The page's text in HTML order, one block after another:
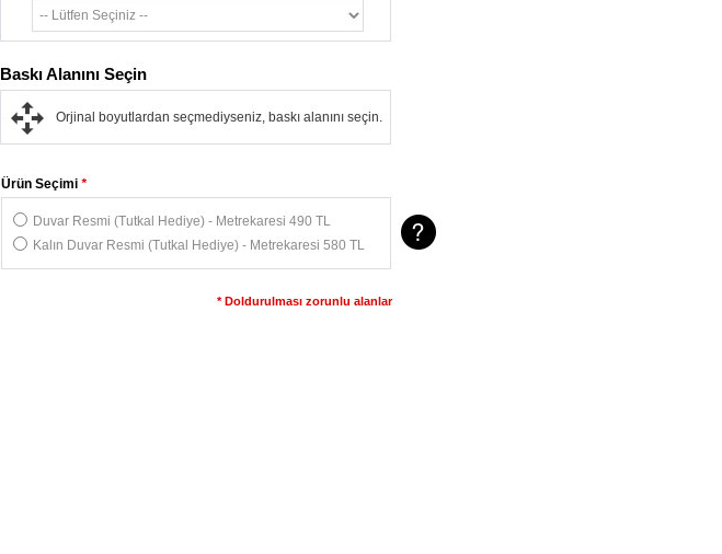
*
Ürün Seçimi
Duvar Resmi (Tutkal Hediye) - Metrekaresi 490 TL
Kalın Duvar Resmi (Tutkal Hediye) - Metrekaresi 580 TL
* Doldurulması zorunlu alanlar
Baskı Alanını Seçin
Orjinal boyutlardan seçmediyseniz, baskı alanını seçin.